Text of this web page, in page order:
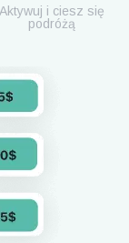
Aktywuj i ciesz się
podróżą